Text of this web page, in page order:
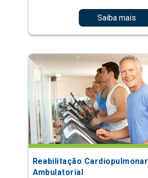
Saiba mais
Reabilitação Cardiopulmonar
Ambulatorial